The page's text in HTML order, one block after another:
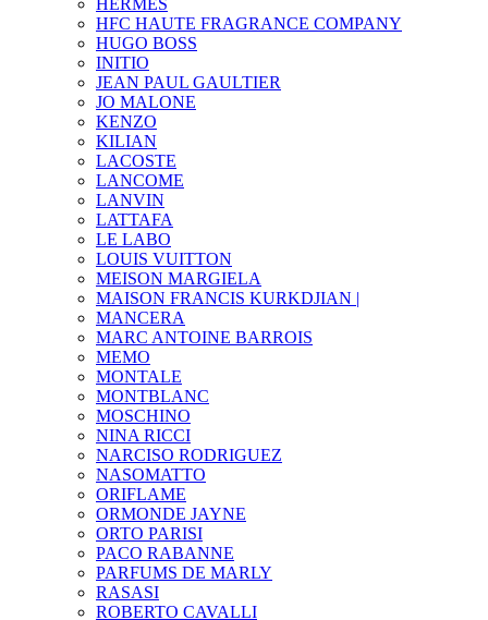
HFC HAUTE FRAGRANCE COMPANY
HUGO BOSS
INITIO
JEAN PAUL GAULTIER
JO MALONE
KENZO
KILIAN
LACOSTE
LANCOME
LANVIN
LATTAFA
LE LABO
LOUIS VUITTON
MEISON MARGIELA
MAISON FRANCIS KURKDJIAN |
MANCERA
MARC ANTOINE BARROIS
MEMO
MONTALE
MONTBLANC
MOSCHINO
NINA RICCI
NARCISO RODRIGUEZ
NASOMATTO
ORIFLAME
ORMONDE JAYNE
ORTO PARISI
PACO RABANNE
PARFUMS DE MARLY
RASASI
ROBERTO CAVALLI